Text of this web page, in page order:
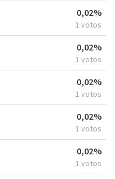
0,02%
1 votos
0,02%
1 votos
0,02%
1 votos
0,02%
1 votos
0,02%
1 votos